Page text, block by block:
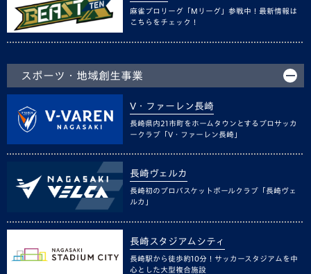
麻雀プロリーグ「Mリーグ」参戦中！最新情報は
こちらをチェック！
スポーツ・地域創生事業
V・ファーレン長崎
長崎県内21市町をホームタウンとするプロサッカ
ークラブ「V・ファーレン長崎」
長崎ヴェルカ
長崎初のプロバスケットボールクラブ「長崎ヴェ
ルカ」
長崎スタジアムシティ
長崎駅から徒歩約10分！サッカースタジアムを中
心とした大型複合施設